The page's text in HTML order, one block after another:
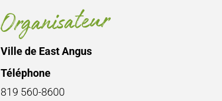
Organisateur
Ville de East Angus
Téléphone
819 560-8600